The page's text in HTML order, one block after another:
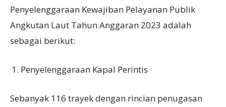
Penyelenggaraan Kewajiban Pelayanan Publik
Angkutan Laut Tahun Anggaran 2023 adalah
sebagai berikut:
Penyelenggaraan Kapal Perintis
Sebanyak 116 trayek dengan rincian penugasan